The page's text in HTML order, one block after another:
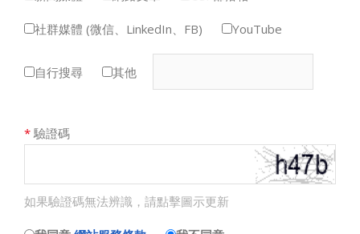
社群媒體 (微信、LinkedIn、FB) YouTube
自行搜尋 其他
* 驗證碼
如果驗證碼無法辨識，請點擊圖示更新